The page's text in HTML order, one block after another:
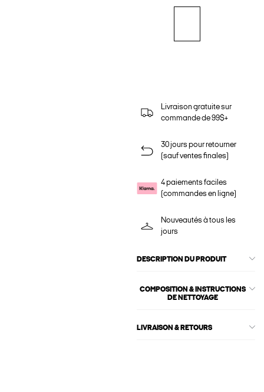
Livraison gratuite sur
commande de 99$+
30 jours pour retourner
(sauf ventes finales)
4 paiements faciles
(commandes en ligne)
Nouveautés à tous les
jours
DESCRIPTION DU PRODUIT
COMPOSITION & INSTRUCTIONS
DE NETTOYAGE
LIVRAISON & RETOURS